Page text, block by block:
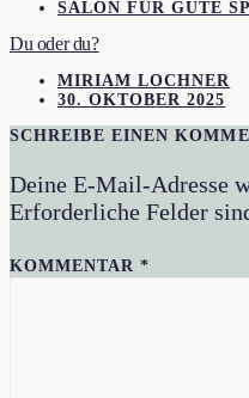
SALON FÜR GUTE
Du oder du?
MIRIAM LOCHNER
30. OKTOBER 2025
SCHREIBE EINEN
Deine E-Mail-Adresse
Erforderliche Felder
KOMMENTAR*